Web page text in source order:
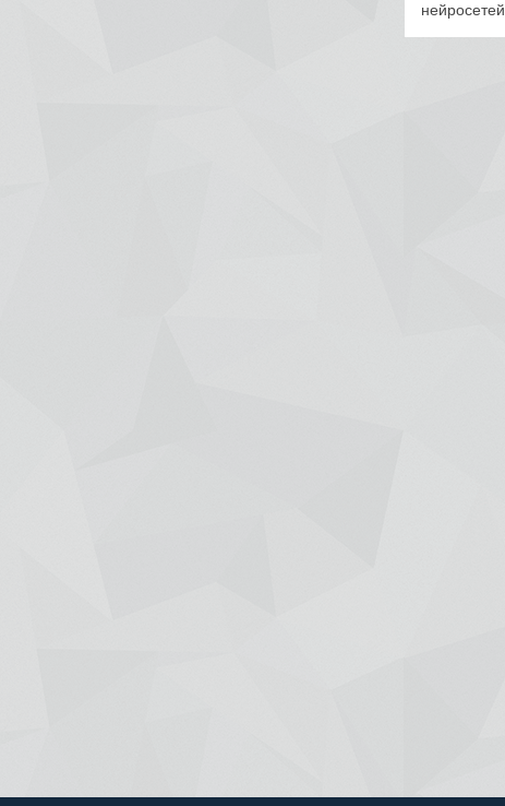
нейросетей.